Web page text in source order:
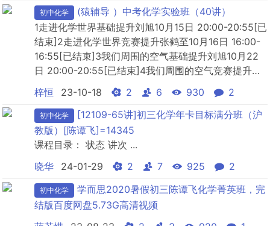
然界的氧循环、碳循环和氮循环 ...
初中化学
(猿辅导 ）中考化学实验班（40讲）
1走进化学世界基础提升刘旭10月15日 20:00-20:55[已
结束]2走进化学世界竞赛提升张鹤至10月16日 16:00-
16:55[已结束]3我们周围的空气基础提升刘旭10月22
日 20:00-20:55[已结束]4我们周围的空气竞赛提升张
鹤至10月28日 21:00-21:55[已结束]5物质构成的奥秘
基础提升刘旭10月29日 20:00-20:55[已结束]6物质构
成的奥秘竞赛提升张鹤至...
梓恒 23-10-18 2 6 930 2
初中化学
[12109-65讲]初三化学年卡目标满分班（沪
教版）[陈谭飞]=14345
课程目录： 状态 讲次 ...
晓华
24-01-29 2 7 925 2
初中化学
学而思2020暑假初三陈谭飞化学菁英班，完
结版百度网盘5.73G高清视频